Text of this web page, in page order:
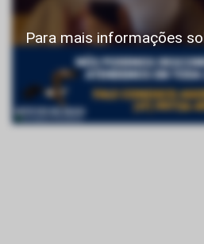
Para mais informações